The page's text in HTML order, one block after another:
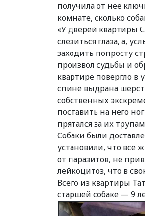
получила от нее
комнате, сколько
«У дверей квартиры
слезиться глаза, а,
заходить попросту
произвол судьбы и
квартире повергло в
спине выдрана
собственных
поставить на него
прятался за их
Собаки были
установили, что
от паразитов, не
лейкоцитоз, что в
Всего из квартиры
старшей собаке — 9